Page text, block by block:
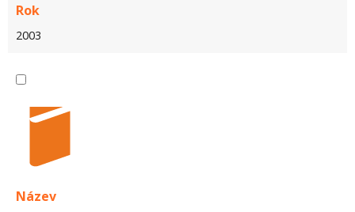
Rok
2003
Název